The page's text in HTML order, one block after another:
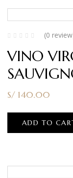
(0
VINO
S/ 140.00
ADD TO